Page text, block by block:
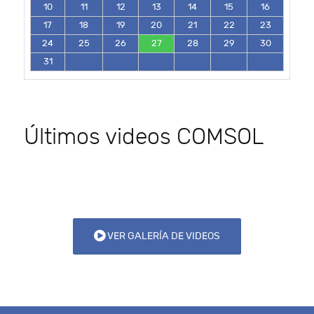
10
11 12 13 14 15
16
17
18 19 20 21 22
23
24
25 26 27 28 29
30
31
Últimos videos COMSOL
VER GALERÍA DE VIDEOS